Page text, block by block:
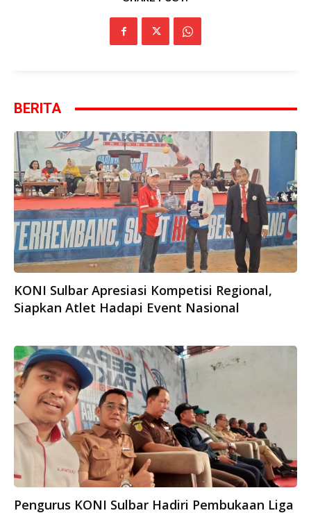
BERITA
KONI Sulbar Apresiasi Kompetisi Regional,
Siapkan Atlet Hadapi Event Nasional
Pengurus KONI Sulbar Hadiri Pembukaan Liga